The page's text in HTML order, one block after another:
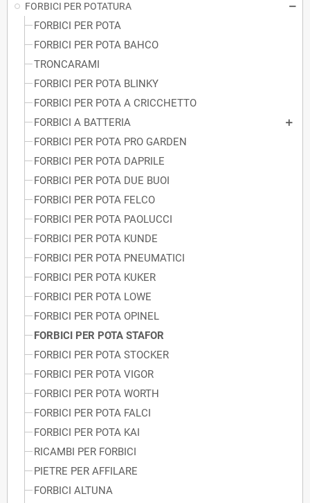
FORBICI PER POTATURA
FORBICI PER POTA
FORBICI PER POTA BAHCO
TRONCARAMI
FORBICI PER POTA BLINKY
FORBICI PER POTA A CRICCHETTO
FORBICI A BATTERIA
FORBICI PER POTA PRO GARDEN
FORBICI PER POTA DAPRILE
FORBICI PER POTA DUE BUOI
FORBICI PER POTA FELCO
FORBICI PER POTA PAOLUCCI
FORBICI PER POTA KUNDE
FORBICI PER POTA PNEUMATICI
FORBICI PER POTA KUKER
FORBICI PER POTA LOWE
FORBICI PER POTA OPINEL
FORBICI PER POTA STAFOR
FORBICI PER POTA STOCKER
FORBICI PER POTA VIGOR
FORBICI PER POTA WORTH
FORBICI PER POTA FALCI
FORBICI PER POTA KAI
RICAMBI PER FORBICI
PIETRE PER AFFILARE
FORBICI ALTUNA